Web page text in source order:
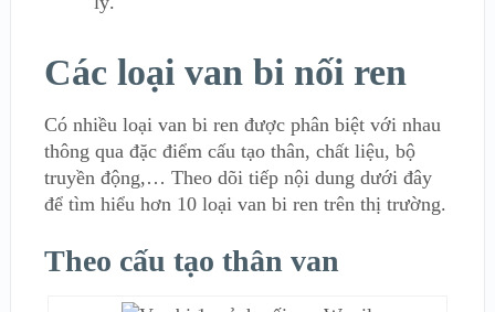
Các loại van bi nối ren
Có nhiều loại van bi ren được phân biệt với nhau
thông qua đặc điểm cấu tạo thân, chất liệu, bộ
truyền động,… Theo dõi tiếp nội dung dưới đây
để tìm hiểu hơn 10 loại van bi ren trên thị trường.
Theo cấu tạo thân van